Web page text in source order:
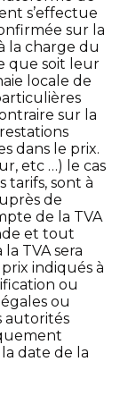
s’effectue
sur la
la charge du
que soit leur
locale de
sur la
dans le prix.
etc …) le cas
tarifs, sont à
de
de la TVA
et tout
TVA sera
indiqués à
ou
ou
autorités
date de la